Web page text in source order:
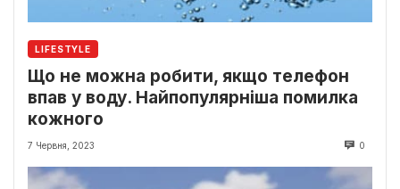
LIFESTYLE
Що не можна робити, якщо телефон
впав у воду. Найпопулярніша помилка
кожного
7 Червня, 2023 0